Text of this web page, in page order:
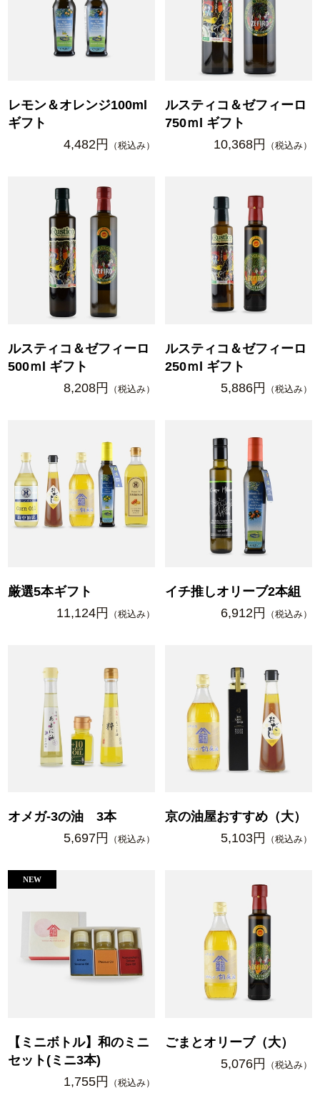
レモン＆オレンジ100ml
ギフト
4,482円
（税込み）
ルスティコ＆ゼフィーロ
750ｍl ギフト
10,368円
（税込み）
ルスティコ＆ゼフィーロ
500ｍl ギフト
8,208円
（税込み）
ルスティコ＆ゼフィーロ
250ｍl ギフト
5,886円
（税込み）
厳選5本ギフト
11,124円
（税込み）
イチ推しオリーブ2本組
6,912円
（税込み）
オメガ-3の油 3本
5,697円
（税込み）
京の油屋おすすめ（大）
5,103円
（税込み）
【ミニボトル】和のミニ
セット(ミニ3本)
1,755円
（税込み）
ごまとオリーブ（大）
5,076円
（税込み）